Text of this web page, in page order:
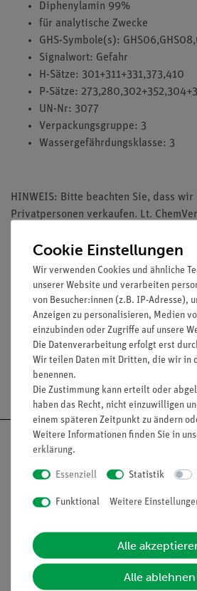
Diphenylamin 99%
für analytische Zwecke
GHS-Symbole(s):
Signalwort: Gefahr
H-Sätze: 301+311+331,373,410
P-Sätze:
UN-Nr: 3077
Verpackungsgruppe: 3
Wassergefährdungsklasse: 3
HINWEIS: Bitte beachten Sie, dass
Privatpersonen verkaufen. Lt.
Verwender und öffentliche Forschungs-
Lehranstalten abgeben.
Media / Downloads
Informationen
Cookie Einstellungen
Wir verwenden Cookies und ähnliche
unserer Website und verarbeiten
von Besucher:innen (z.B. IP-Adresse),
Anzeigen zu personalisieren, Medien
einzubinden oder Zugriffe auf unsere
Die Datenverarbeitung erfolgt erst
Wir teilen Daten mit Dritten, die wir in
benennen.
Die Zustimmung kann erteilt oder
haben das Recht, nicht einzuwilligen
einem späteren Zeitpunkt zu ändern
Weitere Informationen finden Sie in
erklärung.
Essenziell Statistik
Funktional Weitere
Alle
Alle ablehnen